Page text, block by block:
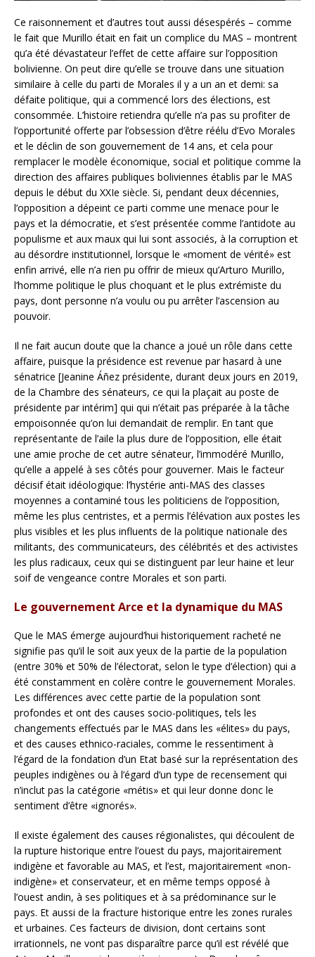
Ce raisonnement et d’autres tout aussi désespérés – comme
le fait que Murillo était en fait un complice du MAS – montrent
qu’a été dévastateur l’effet de cette affaire sur l’opposition
bolivienne. On peut dire qu’elle se trouve dans une situation
similaire à celle du parti de Morales il y a un an et demi: sa
défaite politique, qui a commencé lors des élections, est
consommée. L’histoire retiendra qu’elle n’a pas su profiter de
l’opportunité offerte par l’obsession d’être réélu d’Evo Morales
et le déclin de son gouvernement de 14 ans, et cela pour
remplacer le modèle économique, social et politique comme la
direction des affaires publiques boliviennes établis par le MAS
depuis le début du XXIe siècle. Si, pendant deux décennies,
l’opposition a dépeint ce parti comme une menace pour le
pays et la démocratie, et s’est présentée comme l’antidote au
populisme et aux maux qui lui sont associés, à la corruption et
au désordre institutionnel, lorsque le «moment de vérité» est
enfin arrivé, elle n’a rien pu offrir de mieux qu’Arturo Murillo,
l’homme politique le plus choquant et le plus extrémiste du
pays, dont personne n’a voulu ou pu arrêter l’ascension au
pouvoir.
Il ne fait aucun doute que la chance a joué un rôle dans cette
affaire, puisque la présidence est revenue par hasard à une
sénatrice [Jeanine Áñez présidente, durant deux jours en 2019,
de la Chambre des sénateurs, ce qui la plaçait au poste de
présidente par intérim] qui qui n’était pas préparée à la tâche
empoisonnée qu’on lui demandait de remplir. En tant que
représentante de l’aile la plus dure de l’opposition, elle était
une amie proche de cet autre sénateur, l’immodéré Murillo,
qu’elle a appelé à ses côtés pour gouverner. Mais le facteur
décisif était idéologique: l’hystérie anti-MAS des classes
moyennes a contaminé tous les politiciens de l’opposition,
même les plus centristes, et a permis l’élévation aux postes les
plus visibles et les plus influents de la politique nationale des
militants, des communicateurs, des célébrités et des activistes
les plus radicaux, ceux qui se distinguent par leur haine et leur
soif de vengeance contre Morales et son parti.
Le gouvernement Arce et la dynamique du MAS
Que le MAS émerge aujourd’hui historiquement racheté ne
signifie pas qu’il le soit aux yeux de la partie de la population
(entre 30% et 50% de l’électorat, selon le type d’élection) qui a
été constamment en colère contre le gouvernement Morales.
Les différences avec cette partie de la population sont
profondes et ont des causes socio-politiques, tels les
changements effectués par le MAS dans les «élites» du pays,
et des causes ethnico-raciales, comme le ressentiment à
l’égard de la fondation d’un Etat basé sur la représentation des
peuples indigènes ou à l’égard d’un type de recensement qui
n’inclut pas la catégorie «métis» et qui leur donne donc le
sentiment d’être «ignorés».
Il existe également des causes régionalistes, qui découlent de
la rupture historique entre l’ouest du pays, majoritairement
indigène et favorable au MAS, et l’est, majoritairement «non-
indigène» et conservateur, et en même temps opposé à
l’ouest andin, à ses politiques et à sa prédominance sur le
pays. Et aussi de la fracture historique entre les zones rurales
et urbaines. Ces facteurs de division, dont certains sont
irrationnels, ne vont pas disparaître parce qu’il est révélé que